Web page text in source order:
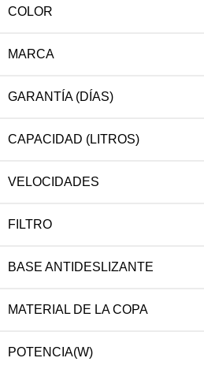
COLOR
MARCA
GARANTÍA (DÍAS)
CAPACIDAD (LITROS)
VELOCIDADES
FILTRO
BASE ANTIDESLIZANTE
MATERIAL DE LA COPA
POTENCIA(W)